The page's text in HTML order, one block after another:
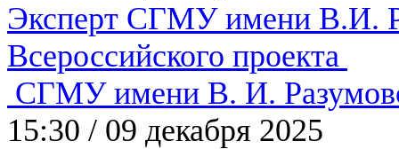
Эксперт СГМУ имени В.И.
Всероссийского проекта
СГМУ имени В. И.
15:30 / 09 декабря 2025